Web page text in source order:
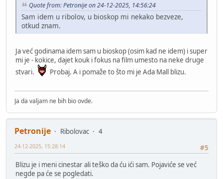
Quote from: Petronije on 24-12-2025, 14:56:24
Sam idem u ribolov, u bioskop mi nekako bezveze,
otkud znam.
Ja već godinama idem sam u bioskop (osim kad ne idem) i super
mi je - kokice, dajet kouk i fokus na film umesto na neke druge
stvari.
Probaj. A i pomaže to što mi je Ada Mall blizu.
Ja da valjam ne bih bio ovde.
Petronije Ribolovac
4
#5
24-12-2025, 15:28:14
Blizu je i meni cinestar ali teško da ću ići sam. Pojaviće se već
negde pa će se pogledati.